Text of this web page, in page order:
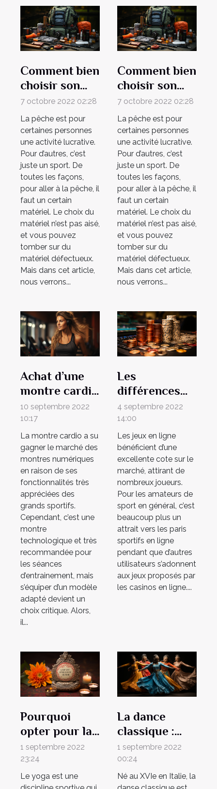
Comment bien
choisir son
matériel de
pêche ?
7 octobre 2022 02:28
La pêche est pour
certaines personnes
une activité lucrative.
Pour d’autres, c’est
juste un sport. De
toutes les façons,
pour aller à la pêche, il
faut un certain
matériel. Le choix du
matériel n’est pas aisé,
et vous pouvez
tomber sur du
matériel défectueux.
Mais dans cet article,
nous verrons...
Comment bien
choisir son
matériel de
pêche ?
7 octobre 2022 02:28
La pêche est pour
certaines personnes
une activité lucrative.
Pour d’autres, c’est
juste un sport. De
toutes les façons,
pour aller à la pêche, il
faut un certain
matériel. Le choix du
matériel n’est pas aisé,
et vous pouvez
tomber sur du
matériel défectueux.
Mais dans cet article,
nous verrons...
Achat d’une
montre cardio
: Nos conseils
pour bien
choisir votre
modèle de
montre
10 septembre 2022
10:17
La montre cardio a su
gagner le marché des
montres numériques
en raison de ses
fonctionnalités très
appréciées des
grands sportifs.
Cependant, c’est une
montre
technologique et très
recommandée pour
les séances
d’entrainement, mais
s’équiper d’un modèle
adapté devient un
choix critique. Alors,
il...
Les
différences
entre paris
sportifs et
casinos en
ligne
4 septembre 2022
14:00
Les jeux en ligne
bénéficient d’une
excellente cote sur le
marché, attirant de
nombreux joueurs.
Pour les amateurs de
sport en général, c’est
beaucoup plus un
attrait vers les paris
sportifs en ligne
pendant que d’autres
utilisateurs s’adonnent
aux jeux proposés par
les casinos en ligne....
Pourquoi
opter pour la
pratique du
yoga ?
1 septembre 2022
23:24
Le yoga est une
La dance
classique :
une dance qui
reflète la
classe et
1 septembre 2022
00:24
Né au XVIe en Italie, la